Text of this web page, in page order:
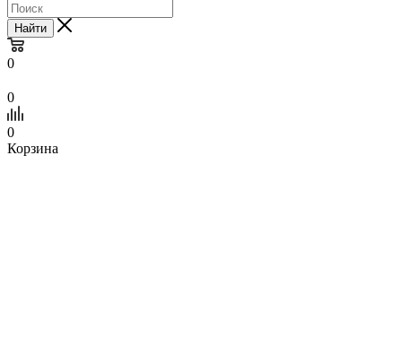
Найти
0
0
0
Корзина